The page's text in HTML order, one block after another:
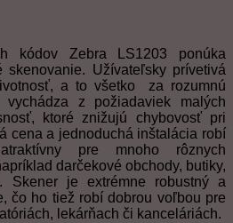
kódov Zebra LS1203 ponúka
skenovanie. Užívateľsky prívetivá
a to všetko za rozumnú
z požiadaviek malých
ktoré znižujú chybovosť pri
cena a jednoduchá inštalácia robí
pre mnoho rôznych
darčekové obchody, butiky,
Skener je extrémne robustný a
čo ho tiež robí dobrou voľbou pre
lekárňach či kanceláriách.